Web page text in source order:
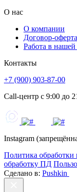
О нас
О компании
Договор-оферта
Работа в
Контакты
+7 (900) 903-87-00
Call-центр с 9:00 до
Instagram
Политика
обработку ПД
Сделано в: Pushkin